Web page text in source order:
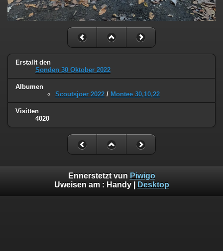
Erstallt den
Sonden 30 Oktober 2022
Albumen
Scoutsjoer 2022 / Montee 30,10,22
Visitten
4020
Ennerstetzt vun Piwigo
Uweisen am : Handy| Desktop